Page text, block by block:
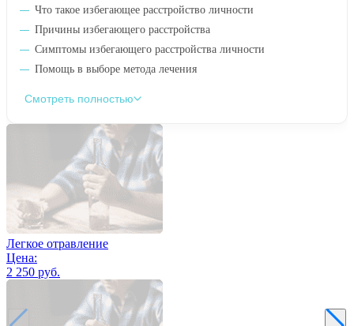
Что такое избегающее расстройство личности
Причины избегающего расстройства
Симптомы избегающего расстройства личности
Помощь в выборе метода лечения
Смотреть полностью
Легкое отравление
Цена:
2 250 руб.